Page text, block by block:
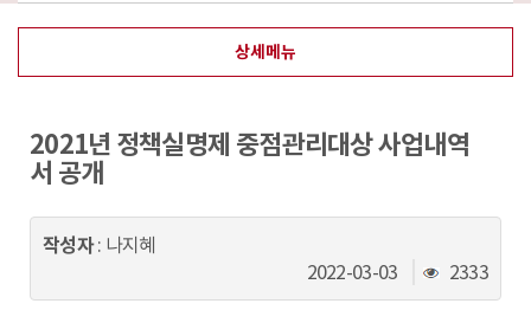
지
메
인
이
동
상세메뉴
2021년 정책실명제 중점관리대상 사업내역
서 공개
작성자: 나지혜
2022-03-03
조
회
2333